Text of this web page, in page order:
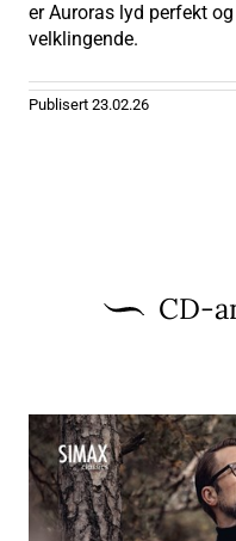
er Auroras lyd perfekt
velklingende.
Publisert 23.02.26
CD-